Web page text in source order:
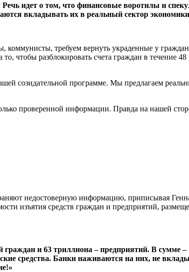
Речь идет о том, что финансовые воротилы и
вкладывать их в реальный сектор
коммунисты, требуем вернуть украденные у
чтобы разблокировать счета граждан в течение 48
созидательной программе. Мы предлагаем
проверенной информации. Правда на нашей
недостоверную информацию, приписывая
изъятия средств граждан и предприятий,
граждан и 63 триллиона – предприятий. В сумме –
средства. Банки наживаются на них, не